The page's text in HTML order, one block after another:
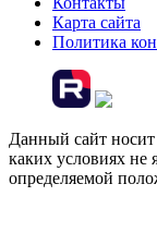
Карта сайта
Политика
Данный сайт
каких условиях не
определяемой